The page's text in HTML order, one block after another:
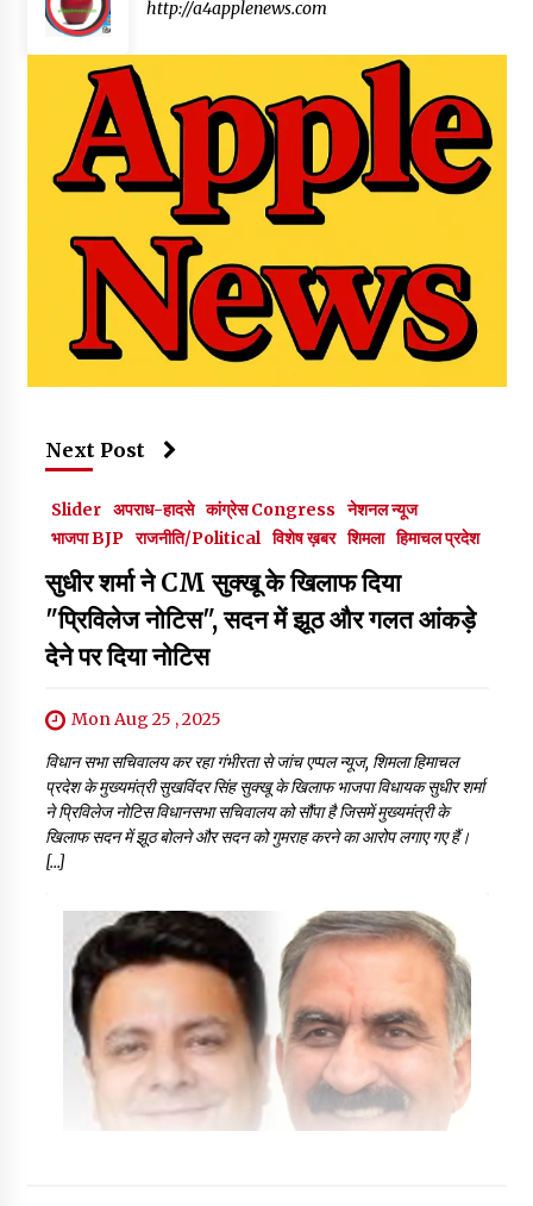
http://a4applenews.com
Next Post
Slider अपराध-हादसे कांग्रेस Congress नेशनल न्यूज
भाजपा BJP राजनीति/Political विशेष ख़बर शिमला हिमाचल प्रदेश
सुधीर शर्मा ने CM सुक्खू के खिलाफ दिया
"प्रिविलेज नोटिस", सदन में झूठ और गलत आंकड़े
देने पर दिया नोटिस
Mon Aug 25 , 2025
विधान सभा सचिवालय कर रहा गंभीरता से जांच एप्पल न्यूज, शिमला हिमाचल
प्रदेश के मुख्यमंत्री सुखविंदर सिंह सुक्खू के खिलाफ भाजपा विधायक सुधीर शर्मा
ने प्रिविलेज नोटिस विधानसभा सचिवालय को सौंपा है जिसमें मुख्यमंत्री के
खिलाफ सदन में झूठ बोलने और सदन को गुमराह करने का आरोप लगाए गए हैं।
[…]